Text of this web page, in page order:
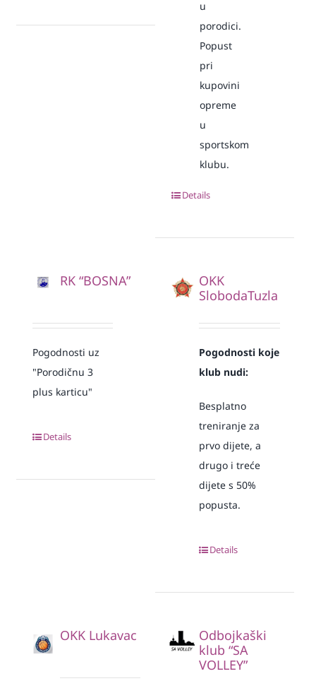
u
porodici.
Popust
pri
kupovini
opreme
u
sportskom
klubu.
Details
RK “BOSNA”
Pogodnosti uz
"Porodičnu 3
plus karticu"
Details
OKK
SlobodaTuzla
Pogodnosti koje
klub nudi:
Besplatno
treniranje za
prvo dijete, a
drugo i treće
dijete s 50%
popusta.
Details
OKK Lukavac
Odbojkaški
klub “SA
VOLLEY”